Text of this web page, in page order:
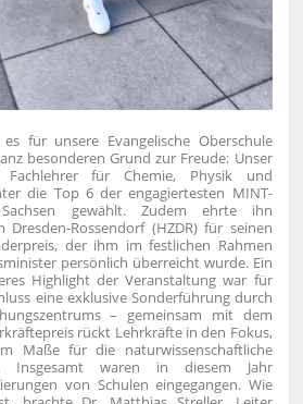
für unsere Evangelische Oberschule
besonderen Grund zur Freude: Unser
Fachlehrer für Chemie, Physik und
die Top 6 der engagiertesten MINT-
gewählt. Zudem ehrte ihn
Dresden-Rossendorf (HZDR) für seinen
der ihm im festlichen Rahmen
persönlich überreicht wurde. Ein
Highlight der Veranstaltung war für
eine exklusive Sonderführung durch
– gemeinsam mit dem
rückt Lehrkräfte in den Fokus,
Maße für die naturwissenschaftliche
Insgesamt waren in diesem Jahr
von Schulen eingegangen. Wie